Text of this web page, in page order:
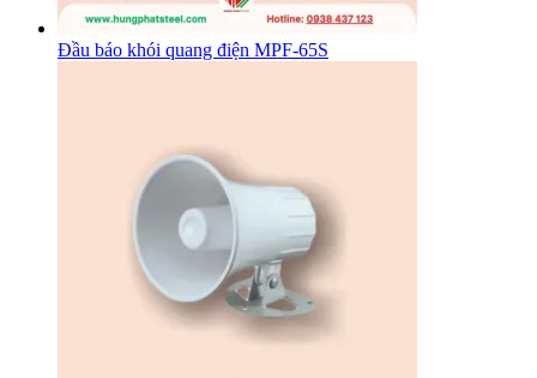
Đầu báo khói quang điện MPF-65S